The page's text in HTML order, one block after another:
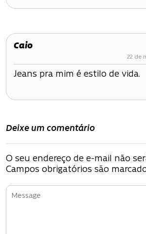
Caio
22 de
Jeans pra mim é estilo de vida.
Deixe um comentário
O seu endereço de e-mail não
Campos obrigatórios são